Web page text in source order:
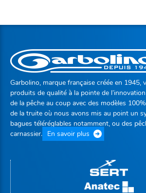
Garbolino, marque française créée en 1945,
produits de qualité à la pointe de
de la pêche au coup avec des modèles
de la truite où nous avons mis au point un
bagues téléréglables notamment, ou des
carnassier. En savoir plus